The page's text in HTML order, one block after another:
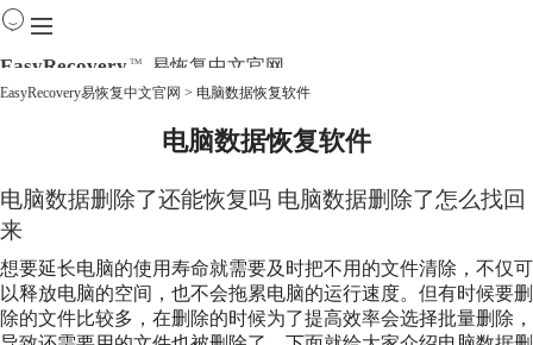
EasyRecovery TM 易恢复中文官网
下载
购买
教程
线下数据恢复
EasyRecovery易恢复中文官网 > 电脑数据恢复软件
电脑数据恢复软件
电脑数据删除了还能恢复吗 电脑数据删除了怎么找回
来
想要延长电脑的使用寿命就需要及时把不用的文件清除，不仅可
以释放电脑的空间，也不会拖累电脑的运行速度。但有时候要删
除的文件比较多，在删除的时候为了提高效率会选择批量删除，